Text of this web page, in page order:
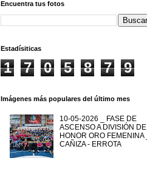
Encuentra tus fotos
Estadísiticas
1 7 0 5 8 7 9
Imágenes más populares del último mes
10-05-2026 _ FASE DE
ASCENSO A DIVISIÓN DE
HONOR ORO FEMENINA _
CAÑIZA - ERROTA